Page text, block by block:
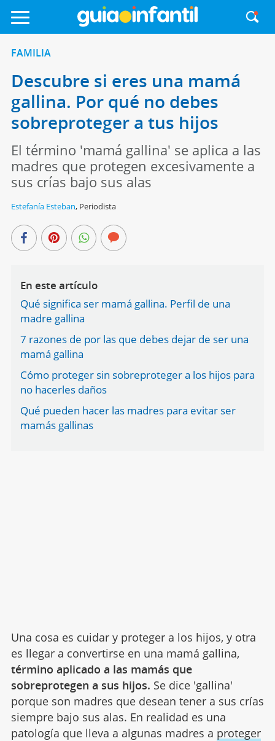
FAMILIA
Descubre si eres una mamá
gallina. Por qué no debes
sobreproteger a tus hijos
El término 'mamá gallina' se aplica a las
madres que protegen excesivamente a
sus crías bajo sus alas
Estefanía Esteban, Periodista
En este artículo
Qué significa ser mamá gallina. Perfil de una
madre gallina
7 razones de por las que debes dejar de ser una
mamá gallina
Cómo proteger sin sobreproteger a los hijos para
no hacerles daños
Qué pueden hacer las madres para evitar ser
mamás gallinas
Una cosa es cuidar y proteger a los hijos, y otra
es llegar a convertirse en una mamá gallina,
término aplicado a las mamás que
sobreprotegen a sus hijos. Se dice 'gallina'
porque son madres que desean tener a sus crías
siempre bajo sus alas. En realidad es una
patología que lleva a algunas madres a proteger